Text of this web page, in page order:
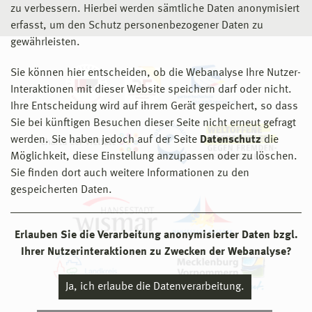
zu verbessern. Hierbei werden sämtliche Daten anonymisiert
erfasst, um den Schutz personenbezogener Daten zu
gewährleisten.
Sie können hier entscheiden, ob die Webanalyse Ihre Nutzer-
Interaktionen mit dieser Website speichern darf oder nicht.
Ihre Entscheidung wird auf ihrem Gerät gespeichert, so dass
Sie bei künftigen Besuchen dieser Seite nicht erneut gefragt
werden. Sie haben jedoch auf der Seite Datenschutz die
Möglichkeit, diese Einstellung anzupassen oder zu löschen.
Sie finden dort auch weitere Informationen zu den
gespeicherten Daten.
Erlauben Sie die Verarbeitung anonymisierter Daten bzgl.
Ihrer Nutzerinteraktionen zu Zwecken der Webanalyse?
Ja, ich erlaube die Datenverarbeitung.
globalen Transport von Wasserstoff"
Betreuer: Prof. Dr.-Ing. Mathias Wilichowskiund Dr.
Peter Sponholz (Praxis)
2023 | Stufe 2
Carolin Grodt
Absolventin des Bachelorstudienganges
Verfahrenstechnik, Energie-, Umwelt- und
Biotechnologie an der Fakultät für
Ingenieurwissenschaften
Thema der Abschlussarbeit: "IoT - Lösung zur
Raumüberwachung mittels Kombisensor und
2023 | Stufe 3
Liska Uhe
Absolventin des des Masterstudienganges